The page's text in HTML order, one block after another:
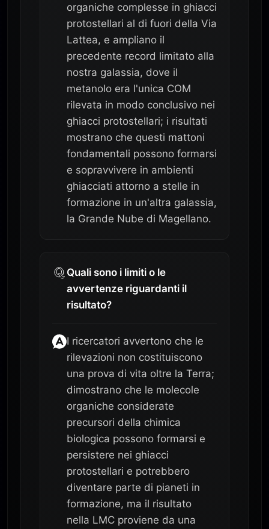
organiche complesse in ghiacci
protostellari al di fuori della Via
Lattea, e ampliano il
precedente record limitato alla
nostra galassia, dove il
metanolo era l'unica COM
rilevata in modo conclusivo nei
ghiacci protostellari; i risultati
mostrano che questi mattoni
fondamentali possono formarsi
e sopravvivere in ambienti
ghiacciati attorno a stelle in
formazione in un'altra galassia,
la Grande Nube di Magellano.
Quali sono i limiti o le
avvertenze riguardanti il
risultato?
I ricercatori avvertono che le
rilevazioni non costituiscono
una prova di vita oltre la Terra;
dimostrano che le molecole
organiche considerate
precursori della chimica
biologica possono formarsi e
persistere nei ghiacci
protostellari e potrebbero
diventare parte di pianeti in
formazione, ma il risultato
nella LMC proviene da una